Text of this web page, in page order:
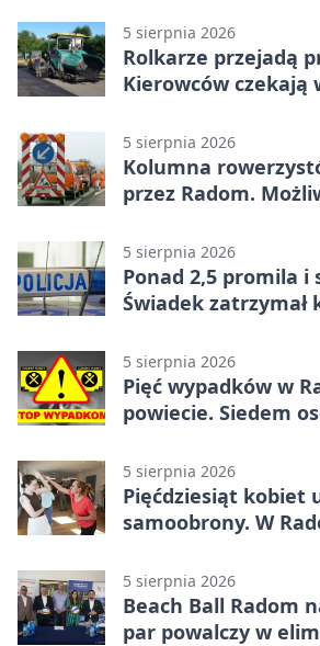
5 sierpnia 2026
Rolkarze przejadą
Kierowców czekają
5 sierpnia 2026
Kolumna
przez Radom.
5 sierpnia 2026
Ponad 2,5 promila i
Świadek zatrzymał
5 sierpnia 2026
Pięć wypadków w
powiecie. Siedem
5 sierpnia 2026
Pięćdziesiąt kobiet
samoobrony. W
5 sierpnia 2026
Beach Ball Radom
par powalczy w